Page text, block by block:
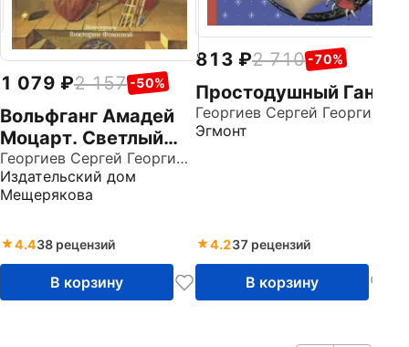
1 079 2 157 -50%
Вольфганг Амадей
Моцарт. Светлый
ангел
Георгиев Сергей Георгиевич
Издательский дом
Мещерякова
4.438 рецензий
В корзину
813 2 710 -70%
Простодушный Ганс
Эгмонт
4.237 рецензий
В корзину